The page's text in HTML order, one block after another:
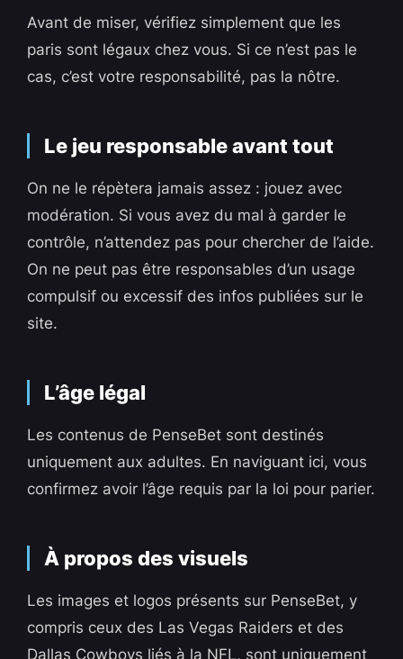
Avant de miser, vérifiez simplement que les
paris sont légaux chez vous. Si ce n’est pas le
cas, c’est votre responsabilité, pas la nôtre.
Le jeu responsable avant tout
On ne le répètera jamais assez : jouez avec
modération. Si vous avez du mal à garder le
contrôle, n’attendez pas pour chercher de l’aide.
On ne peut pas être responsables d’un usage
compulsif ou excessif des infos publiées sur le
site.
L’âge légal
Les contenus de PenseBet sont destinés
uniquement aux adultes. En naviguant ici, vous
confirmez avoir l’âge requis par la loi pour parier.
À propos des visuels
Les images et logos présents sur PenseBet, y
compris ceux des Las Vegas Raiders et des
Dallas Cowboys liés à la NFL, sont uniquement